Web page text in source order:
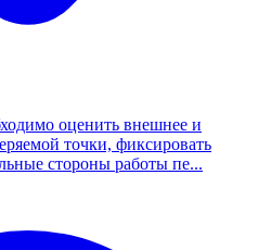
оценить внешнее и
точки, фиксировать
стороны работы пе...